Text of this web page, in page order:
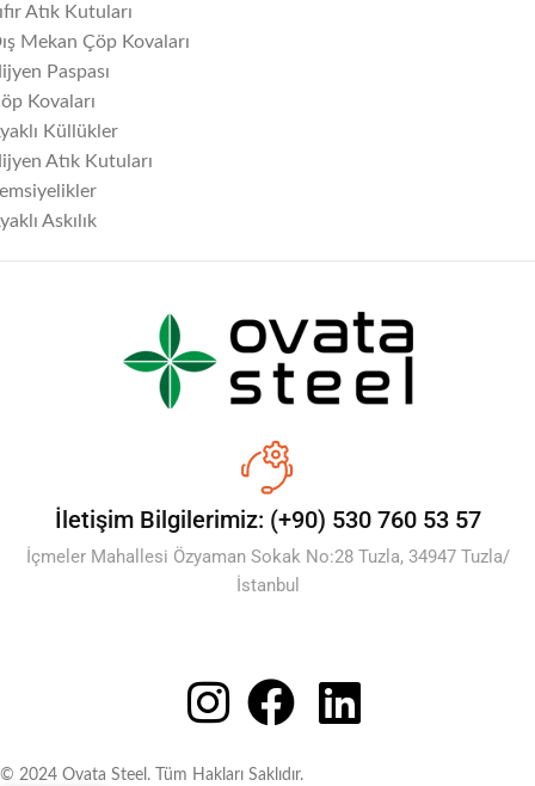
Atık Kutuları
Mekan Çöp Kovaları
Paspası
Kovaları
Küllükler
Atık Kutuları
Askılık
İletişim Bilgilerimiz: (+90) 530 760 53 57
İçmeler Mahallesi Özyaman Sokak No:28 Tuzla, 34947 Tuzla/
İstanbul
© 2024 Ovata Steel. Tüm Hakları Saklıdır.